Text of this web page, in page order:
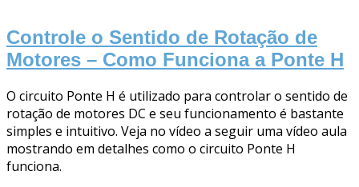
Controle o Sentido de Rotação de
Motores – Como Funciona a Ponte H
O circuito Ponte H é utilizado para controlar o sentido de
rotação de motores DC e seu funcionamento é bastante
simples e intuitivo. Veja no vídeo a seguir uma vídeo aula
mostrando em detalhes como o circuito Ponte H
funciona.